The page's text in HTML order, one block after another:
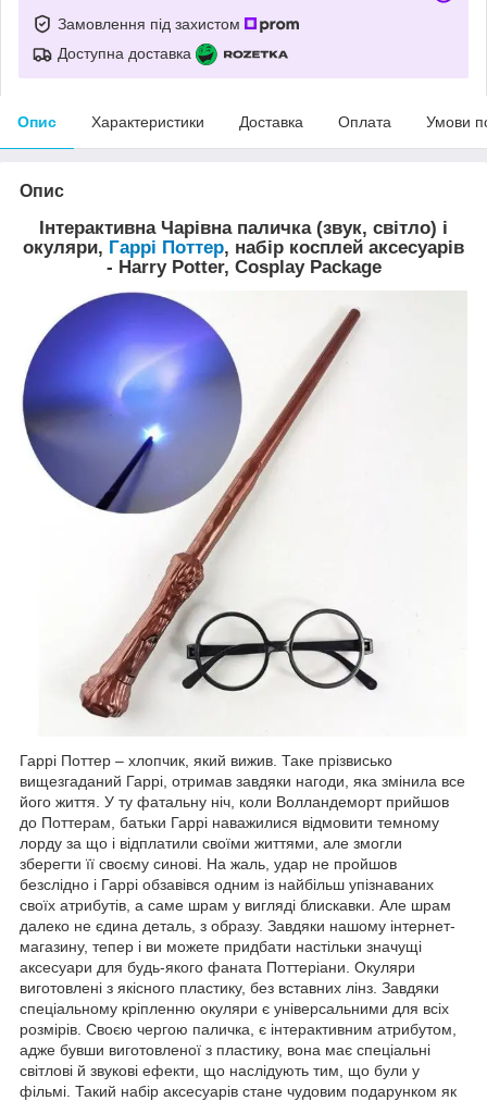
Замовлення під захистом
Доступна доставка
Опис Характеристики Доставка Оплата Умови
Опис
Інтерактивна Чарівна паличка (звук, світло) і
окуляри, Гаррі Поттер, набір косплей аксесуарів
- Harry Potter, Cosplay Package
Гаррі Поттер – хлопчик, який вижив. Таке прізвисько
вищезгаданий Гаррі, отримав завдяки нагоди, яка змінила все
його життя. У ту фатальну ніч, коли Волландеморт прийшов
до Поттерам, батьки Гаррі наважилися відмовити темному
лорду за що і відплатили своїми життями, але змогли
зберегти її своєму синові. На жаль, удар не пройшов
безслідно і Гаррі обзавівся одним із найбільш упізнаваних
своїх атрибутів, а саме шрам у вигляді блискавки. Але шрам
далеко не єдина деталь, з образу. Завдяки нашому інтернет-
магазину, тепер і ви можете придбати настільки значущі
аксесуари для будь-якого фаната Поттеріани. Окуляри
виготовлені з якісного пластику, без вставних лінз. Завдяки
спеціальному кріпленню окуляри є універсальними для всіх
розмірів. Своєю чергою паличка, є інтерактивним атрибутом,
адже бувши виготовленої з пластику, вона має спеціальні
світлові й звукові ефекти, що наслідують тим, що були у
фільмі. Такий набір аксесуарів стане чудовим подарунком як